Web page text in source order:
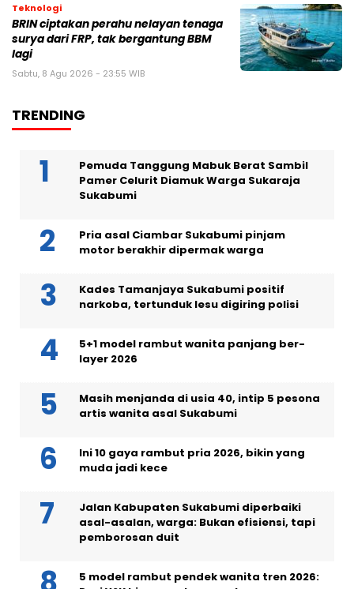
Teknologi
BRIN ciptakan perahu nelayan tenaga
surya dari FRP, tak bergantung BBM
lagi
Sabtu, 8 Agu 2026 - 23:55 WIB
TRENDING
Pemuda Tanggung Mabuk Berat Sambil
Pamer Celurit Diamuk Warga Sukaraja
Sukabumi
Pria asal Ciambar Sukabumi pinjam
motor berakhir dipermak warga
Kades Tamanjaya Sukabumi positif
narkoba, tertunduk lesu digiring polisi
5+1 model rambut wanita panjang ber-
layer 2026
Masih menjanda di usia 40, intip 5 pesona
artis wanita asal Sukabumi
Ini 10 gaya rambut pria 2026, bikin yang
muda jadi kece
Jalan Kabupaten Sukabumi diperbaiki
asal-asalan, warga: Bukan efisiensi, tapi
pemborosan duit
5 model rambut pendek wanita tren 2026: